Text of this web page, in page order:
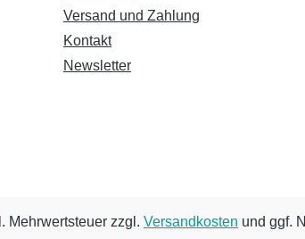
Versand und Zahlung
Kontakt
Newsletter
Mehrwertsteuer zzgl. Versandkosten und ggf.